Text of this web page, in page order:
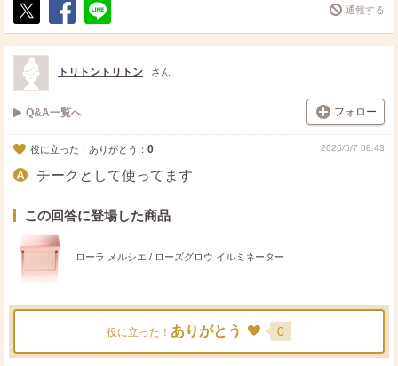
ポ
ス
ト
シ
ェ
送
る
通報する
トリトントリトン さん
Q&A一覧へ フォロー
役に立った！ありがとう： 0 2026/5/7 08:43
チークとして使ってます
この回答に登場した商品
ローラ メルシエ / ローズグロウ イルミネーター
役に立った！ ありがとう 0